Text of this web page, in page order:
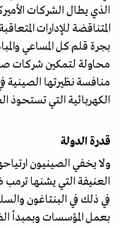
الذي يطال الشركات
المتناقضة للإدارات
بجرة قلم كل المساعي
محاولة لتمكين شركات
منافسة نظيرتها الصينية
الكهربائية التي تستحوذ الصين على 60
قدرة الدولة
ولا يخفي الصينيون
العنيفة التي يشنها
في ذلك في البنتاغون
بعمل المؤسسات وبمبدأ